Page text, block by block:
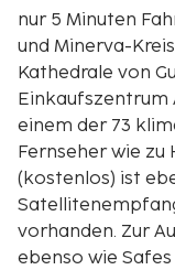
nur 5 Minuten
und Minerva-Kreisel. Dieses Hotel ist 7,1
Kathedrale von
Einkaufszentrum
einem der 73
Fernseher wie zu
(kostenlos) ist
vorhanden. Zur
ebenso wie